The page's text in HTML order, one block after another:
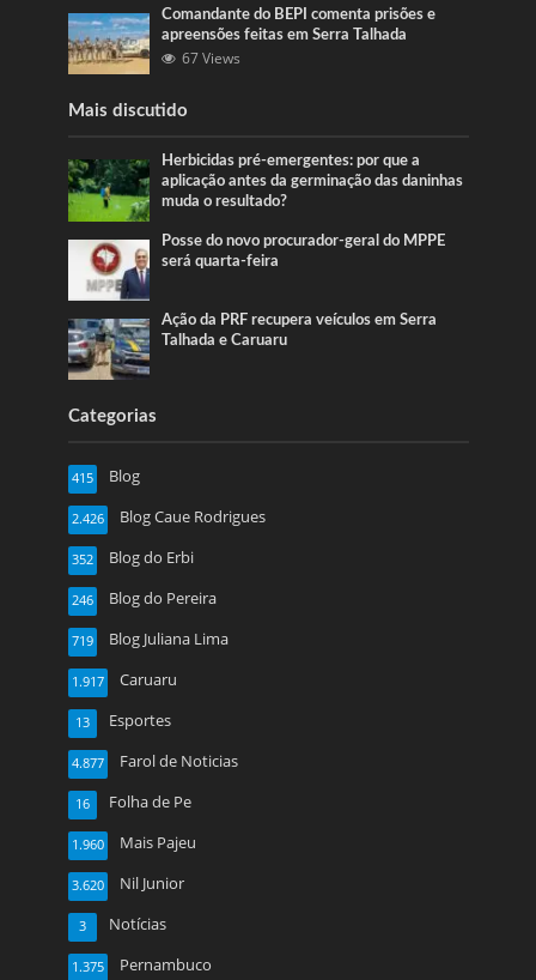
Comandante do BEPI comenta prisões e
apreensões feitas em Serra Talhada
67 Views
Mais discutido
Herbicidas pré-emergentes: por que a
aplicação antes da germinação das daninhas
muda o resultado?
Posse do novo procurador-geral do MPPE
será quarta-feira
Ação da PRF recupera veículos em Serra
Talhada e Caruaru
Categorias
Blog
415
Blog Caue Rodrigues
2.426
Blog do Erbi
352
Blog do Pereira
246
Blog Juliana Lima
719
Caruaru
1.917
Esportes
13
Farol de Noticias
4.877
Folha de Pe
16
Mais Pajeu
1.960
Nil Junior
3.620
Notícias
3
Pernambuco
1.375